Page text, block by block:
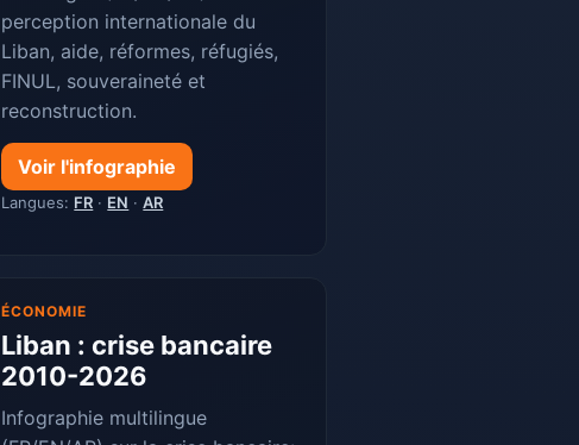
perception internationale du
Liban, aide, réformes, réfugiés,
FINUL, souveraineté et
reconstruction.
Voir l'infographie
Langues: FR · EN ·AR
ÉCONOMIE
Liban : crise bancaire
2010-2026
Infographie multilingue